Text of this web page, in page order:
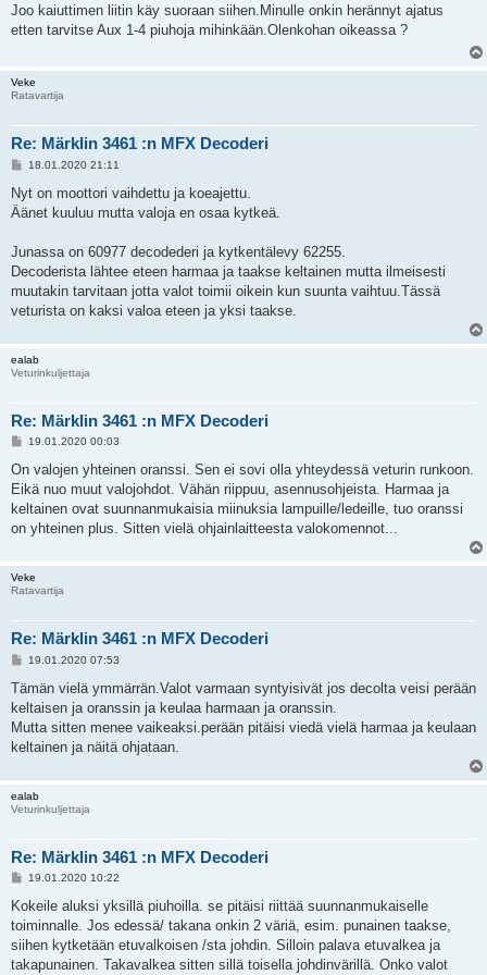
e
t
Joo kaiuttimen liitin käy suoraan siihen.Minulle onkin herännyt ajatus
etten tarvitse Aux 1-4 piuhoja mihinkään.Olenkohan oikeassa ?
Veke
Ratavartija
Re: Märklin 3461 :n MFX Decoderi
V
e
s
t
18.01.2020 21:11
Nyt on moottori vaihdettu ja koeajettu.
Äänet kuuluu mutta valoja en osaa kytkeä.
Junassa on 60977 decodederi ja kytkentälevy 62255.
Decoderista lähtee eteen harmaa ja taakse keltainen mutta ilmeisesti
muutakin tarvitaan jotta valot toimii oikein kun suunta vaihtuu.Tässä
veturista on kaksi valoa eteen ja yksi taakse.
ealab
Veturinkuljettaja
Re: Märklin 3461 :n MFX Decoderi
V
e
t
i
19.01.2020 00:03
On valojen yhteinen oranssi. Sen ei sovi olla yhteydessä veturin runkoon.
Eikä nuo muut valojohdot. Vähän riippuu, asennusohjeista. Harmaa ja
keltainen ovat suunnanmukaisia miinuksia lampuille/ledeille, tuo oranssi
on yhteinen plus. Sitten vielä ohjainlaitteesta valokomennot...
Veke
Ratavartija
Re: Märklin 3461 :n MFX Decoderi
V
e
t
i
19.01.2020 07:53
Tämän vielä ymmärrän.Valot varmaan syntyisivät jos decolta veisi perään
keltaisen ja oranssin ja keulaa harmaan ja oranssin.
Mutta sitten menee vaikeaksi.perään pitäisi viedä vielä harmaa ja keulaan
keltainen ja näitä ohjataan.
ealab
Veturinkuljettaja
Re: Märklin 3461 :n MFX Decoderi
V
e
t
i
19.01.2020 10:22
Kokeile aluksi yksillä piuhoilla. se pitäisi riittää suunnanmukaiselle
toiminnalle. Jos edessä/ takana onkin 2 väriä, esim. punainen taakse,
siihen kytketään etuvalkoisen /sta johdin. Silloin palava etuvalkea ja
takapunainen. Takavalkea sitten sillä toisella johdinvärillä. Onko valot